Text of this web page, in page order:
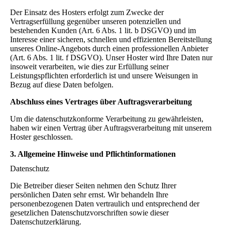
Der Einsatz des Hosters erfolgt zum Zwecke der
Vertragserfüllung gegenüber unseren potenziellen und
bestehenden Kunden (Art. 6 Abs. 1 lit. b DSGVO) und im
Interesse einer sicheren, schnellen und effizienten Bereitstellung
unseres Online-Angebots durch einen professionellen Anbieter
(Art. 6 Abs. 1 lit. f DSGVO). Unser Hoster wird Ihre Daten nur
insoweit verarbeiten, wie dies zur Erfüllung seiner
Leistungspflichten erforderlich ist und unsere Weisungen in
Bezug auf diese Daten befolgen.
Abschluss eines Vertrages über Auftragsverarbeitung
Um die datenschutzkonforme Verarbeitung zu gewährleisten,
haben wir einen Vertrag über Auftragsverarbeitung mit unserem
Hoster geschlossen.
3. Allgemeine Hinweise und Pflichtinformationen
Datenschutz
Die Betreiber dieser Seiten nehmen den Schutz Ihrer
persönlichen Daten sehr ernst. Wir behandeln Ihre
personenbezogenen Daten vertraulich und entsprechend der
gesetzlichen Datenschutzvorschriften sowie dieser
Datenschutzerklärung.